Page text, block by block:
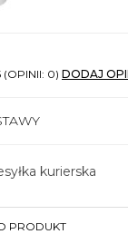
(OPINII: 0) DODAJ
kurierska
PRODUKT